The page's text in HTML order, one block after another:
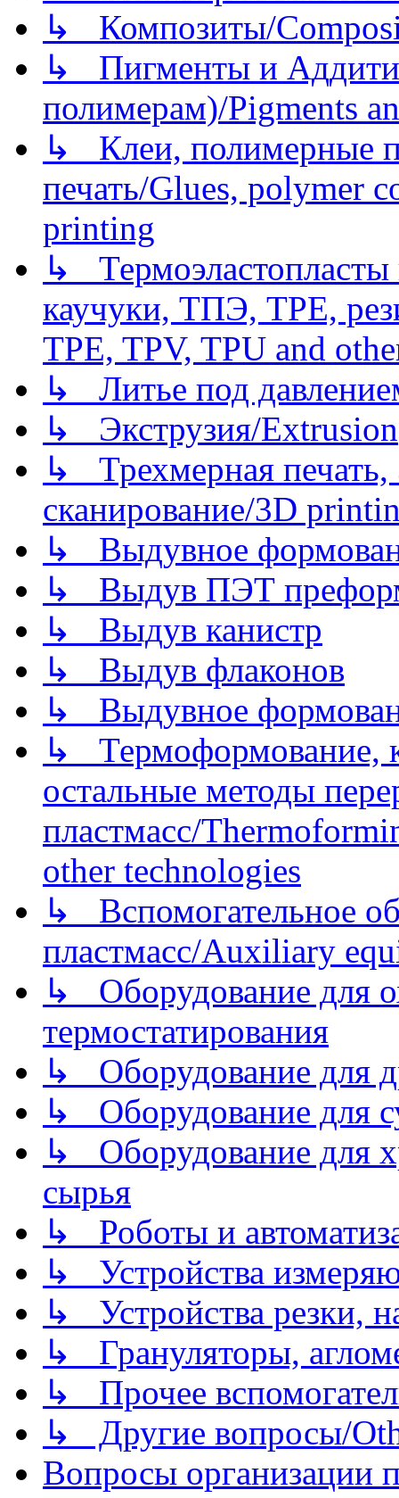
↳ Композиты/
↳ Пигменты и
полимерам)/Pigments
↳ Клеи, полимерные
печать/Glues, polymer
printing
↳
каучуки, ТПЭ, TPE,
TPE, TPV, TPU and
↳ Литье под
↳ Экструзия/Extrusion
↳ Трехмерная
сканирование/3D
↳ Выдувное
↳ Выдув ПЭТ
↳ Выдув канистр
↳ Выдув флаконов
↳ Выдувное
↳ Термоформование,
остальные методы
пластмасс/
other technologies
↳ Вспомогательное
пластмасс/Auxiliary
↳ Оборудование для
термостатирования
↳ Оборудование для
↳ Оборудование для
↳ Оборудование для
сырья
↳ Роботы и
↳ Устройства
↳ Устройства резки,
↳ Грануляторы,
↳ Прочее
↳ Другие вопросы/
Вопросы организации